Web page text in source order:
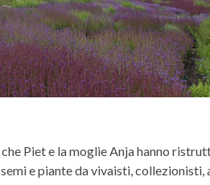
Piet e la moglie Anja hanno
e piante da vivaisti, collezionisti,